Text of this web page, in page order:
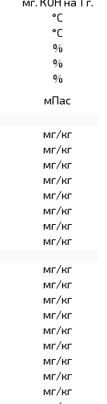
°C
°C
%
%
%
мПас
мг/кг
мг/кг
мг/кг
мг/кг
мг/кг
мг/кг
мг/кг
мг/кг
мг/кг
мг/кг
мг/кг
мг/кг
мг/кг
мг/кг
мг/кг
мг/кг
мг/кг